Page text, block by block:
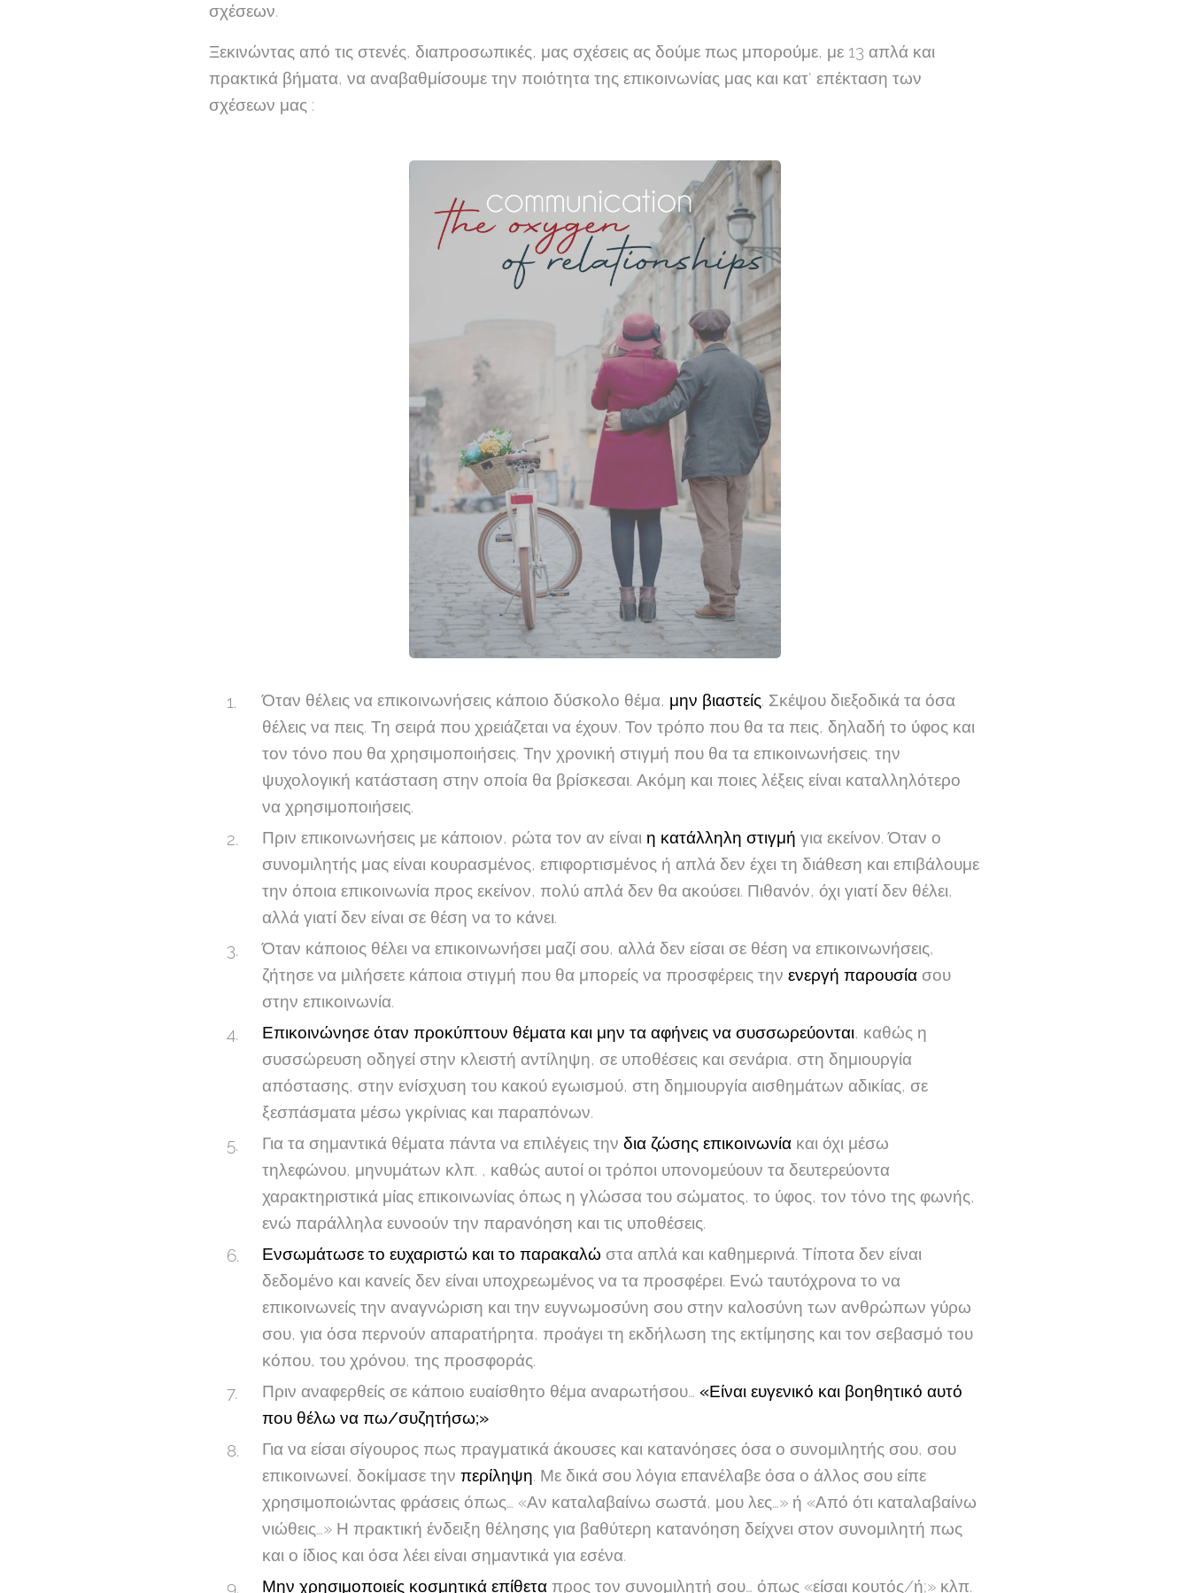
σχέσεων.
Ξεκινώντας από τις στενές, διαπροσωπικές, μας σχέσεις ας δούμε πως μπορούμε, με 13 απλά και
πρακτικά βήματα, να αναβαθμίσουμε την ποιότητα της επικοινωνίας μας και κατ' επέκταση των
σχέσεων μας :
Όταν θέλεις να επικοινωνήσεις κάποιο δύσκολο θέμα, μην βιαστείς. Σκέψου διεξοδικά τα όσα
θέλεις να πεις. Τη σειρά που χρειάζεται να έχουν. Τον τρόπο που θα τα πεις, δηλαδή το ύφος και
τον τόνο που θα χρησιμοποιήσεις. Την χρονική στιγμή που θα τα επικοινωνήσεις. την
ψυχολογική κατάσταση στην οποία θα βρίσκεσαι. Ακόμη και ποιες λέξεις είναι καταλληλότερο
να χρησιμοποιήσεις.
Πριν επικοινωνήσεις με κάποιον, ρώτα τον αν είναι η κατάλληλη στιγμή για εκείνον. Όταν ο
συνομιλητής μας είναι κουρασμένος, επιφορτισμένος ή απλά δεν έχει τη διάθεση και επιβάλουμε
την όποια επικοινωνία προς εκείνον, πολύ απλά δεν θα ακούσει. Πιθανόν, όχι γιατί δεν θέλει,
αλλά γιατί δεν είναι σε θέση να το κάνει.
Όταν κάποιος θέλει να επικοινωνήσει μαζί σου, αλλά δεν είσαι σε θέση να επικοινωνήσεις,
ζήτησε να μιλήσετε κάποια στιγμή που θα μπορείς να προσφέρεις την ενεργή παρουσία σου
στην επικοινωνία.
Επικοινώνησε όταν προκύπτουν θέματα και μην τα αφήνεις να συσσωρεύονται, καθώς η
συσσώρευση οδηγεί στην κλειστή αντίληψη, σε υποθέσεις και σενάρια, στη δημιουργία
απόστασης, στην ενίσχυση του κακού εγωισμού, στη δημιουργία αισθημάτων αδικίας, σε
ξεσπάσματα μέσω γκρίνιας και παραπόνων.
Για τα σημαντικά θέματα πάντα να επιλέγεις την δια ζώσης επικοινωνία και όχι μέσω
τηλεφώνου, μηνυμάτων κλπ. , καθώς αυτοί οι τρόποι υπονομεύουν τα δευτερεύοντα
χαρακτηριστικά μίας επικοινωνίας όπως η γλώσσα του σώματος, το ύφος, τον τόνο της φωνής,
ενώ παράλληλα ευνοούν την παρανόηση και τις υποθέσεις.
Ενσωμάτωσε το ευχαριστώ και το παρακαλώ στα απλά και καθημερινά. Τίποτα δεν είναι
δεδομένο και κανείς δεν είναι υποχρεωμένος να τα προσφέρει. Ενώ ταυτόχρονα το να
επικοινωνείς την αναγνώριση και την ευγνωμοσύνη σου στην καλοσύνη των ανθρώπων γύρω
σου, για όσα περνούν απαρατήρητα, προάγει τη εκδήλωση της εκτίμησης και τον σεβασμό του
κόπου, του χρόνου, της προσφοράς.
Πριν αναφερθείς σε κάποιο ευαίσθητο θέμα αναρωτήσου… «Είναι ευγενικό και βοηθητικό αυτό
που θέλω να πω/συζητήσω;»
Για να είσαι σίγουρος πως πραγματικά άκουσες και κατανόησες όσα ο συνομιλητής σου, σου
επικοινωνεί, δοκίμασε την περίληψη. Με δικά σου λόγια επανέλαβε όσα ο άλλος σου είπε
χρησιμοποιώντας φράσεις όπως… «Αν καταλαβαίνω σωστά, μου λες…» ή «Από ότι καταλαβαίνω
νιώθεις…» Η πρακτική ένδειξη θέλησης για βαθύτερη κατανόηση δείχνει στον συνομιλητή πως
και ο ίδιος και όσα λέει είναι σημαντικά για εσένα.
Μην χρησιμοποιείς κοσμητικά επίθετα προς τον συνομιλητή σου… όπως «είσαι κουτός/ή;» κλπ.